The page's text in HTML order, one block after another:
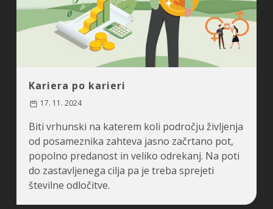
Kariera po karieri
17. 11. 2024
Biti vrhunski na katerem koli področju življenja
od posameznika zahteva jasno začrtano pot,
popolno predanost in veliko odrekanj. Na poti
do zastavljenega cilja pa je treba sprejeti
številne odločitve.